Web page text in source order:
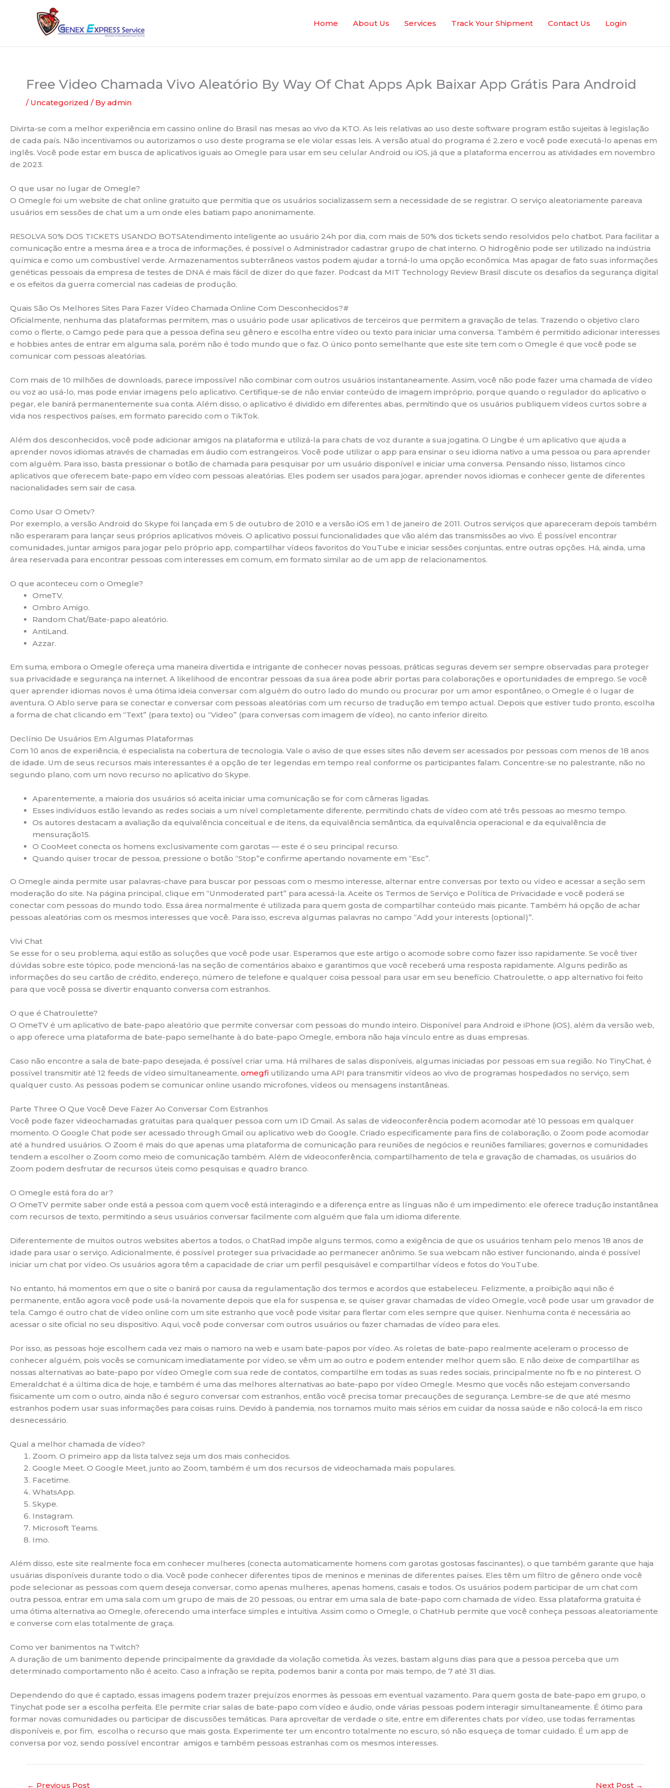
Home About Us Services Track Your Shipment Contact Us Login
Free Video Chamada Vivo Aleatório By Way Of Chat Apps Apk Baixar App Grátis Para Android
/ Uncategorized / Byadmin
Divirta-se com a melhor experiência em cassino online do Brasil nas mesas ao vivo da KTO. As leis relativas ao uso deste software program estão sujeitas à legislação
de cada país. Não incentivamos ou autorizamos o uso deste programa se ele violar essas leis. A versão atual do programa é 2.zero e você pode executá-lo apenas em
inglês. Você pode estar em busca de aplicativos iguais ao Omegle para usar em seu celular Android ou iOS, já que a plataforma encerrou as atividades em novembro
de 2023.
O que usar no lugar de Omegle?
O Omegle foi um website de chat online gratuito que permitia que os usuários socializassem sem a necessidade de se registrar. O serviço aleatoriamente pareava
usuários em sessões de chat um a um onde eles batiam papo anonimamente.
RESOLVA 50% DOS TICKETS USANDO BOTSAtendimento inteligente ao usuário 24h por dia, com mais de 50% dos tickets sendo resolvidos pelo chatbot. Para facilitar a
comunicação entre a mesma área e a troca de informações, é possível o Administrador cadastrar grupo de chat interno. O hidrogênio pode ser utilizado na indústria
química e como um combustível verde. Armazenamentos subterrâneos vastos podem ajudar a torná-lo uma opção econômica. Mas apagar de fato suas informações
genéticas pessoais da empresa de testes de DNA é mais fácil de dizer do que fazer. Podcast da MIT Technology Review Brasil discute os desafios da segurança digital
e os efeitos da guerra comercial nas cadeias de produção.
Quais São Os Melhores Sites Para Fazer Vídeo Chamada Online Com Desconhecidos?#
Oficialmente, nenhuma das plataformas permitem, mas o usuário pode usar aplicativos de terceiros que permitem a gravação de telas. Trazendo o objetivo claro
como o flerte, o Camgo pede para que a pessoa defina seu gênero e escolha entre vídeo ou texto para iniciar uma conversa. Também é permitido adicionar interesses
e hobbies antes de entrar em alguma sala, porém não é todo mundo que o faz. O único ponto semelhante que este site tem com o Omegle é que você pode se
comunicar com pessoas aleatórias.
Com mais de 10 milhões de downloads, parece impossível não combinar com outros usuários instantaneamente. Assim, você não pode fazer uma chamada de vídeo
ou voz ao usá-lo, mas pode enviar imagens pelo aplicativo. Certifique-se de não enviar conteúdo de imagem impróprio, porque quando o regulador do aplicativo o
pegar, ele banirá permanentemente sua conta. Além disso, o aplicativo é dividido em diferentes abas, permitindo que os usuários publiquem vídeos curtos sobre a
vida nos respectivos países, em formato parecido com o TikTok.
Além dos desconhecidos, você pode adicionar amigos na plataforma e utilizá-la para chats de voz durante a sua jogatina. O Lingbe é um aplicativo que ajuda a
aprender novos idiomas através de chamadas em áudio com estrangeiros. Você pode utilizar o app para ensinar o seu idioma nativo a uma pessoa ou para aprender
com alguém. Para isso, basta pressionar o botão de chamada para pesquisar por um usuário disponível e iniciar uma conversa. Pensando nisso, listamos cinco
aplicativos que oferecem bate-papo em vídeo com pessoas aleatórias. Eles podem ser usados para jogar, aprender novos idiomas e conhecer gente de diferentes
nacionalidades sem sair de casa.
Como Usar O Ometv?
Por exemplo, a versão Android do Skype foi lançada em 5 de outubro de 2010 e a versão iOS em 1 de janeiro de 2011. Outros serviços que apareceram depois também
não esperaram para lançar seus próprios aplicativos móveis. O aplicativo possui funcionalidades que vão além das transmissões ao vivo. É possível encontrar
comunidades, juntar amigos para jogar pelo próprio app, compartilhar vídeos favoritos do YouTube e iniciar sessões conjuntas, entre outras opções. Há, ainda, uma
área reservada para encontrar pessoas com interesses em comum, em formato similar ao de um app de relacionamentos.
O que aconteceu com o Omegle?
OmeTV.
Ombro Amigo.
Random Chat/Bate-papo aleatório.
AntiLand.
Azzar.
Em suma, embora o Omegle ofereça uma maneira divertida e intrigante de conhecer novas pessoas, práticas seguras devem ser sempre observadas para proteger
sua privacidade e segurança na internet. A likelihood de encontrar pessoas da sua área pode abrir portas para colaborações e oportunidades de emprego. Se você
quer aprender idiomas novos é uma ótima ideia conversar com alguém do outro lado do mundo ou procurar por um amor espontâneo, o Omegle é o lugar de
aventura. O Ablo serve para se conectar e conversar com pessoas aleatórias com um recurso de tradução em tempo actual. Depois que estiver tudo pronto, escolha
a forma de chat clicando em “Text” (para texto) ou “Video” (para conversas com imagem de vídeo), no canto inferior direito.
Declínio De Usuários Em Algumas Plataformas
Com 10 anos de experiência, é especialista na cobertura de tecnologia. Vale o aviso de que esses sites não devem ser acessados por pessoas com menos de 18 anos
de idade. Um de seus recursos mais interessantes é a opção de ter legendas em tempo real conforme os participantes falam. Concentre-se no palestrante, não no
segundo plano, com um novo recurso no aplicativo do Skype.
Aparentemente, a maioria dos usuários só aceita iniciar uma comunicação se for com câmeras ligadas.
Esses indivíduos estão levando as redes sociais a um nível completamente diferente, permitindo chats de vídeo com até três pessoas ao mesmo tempo.
Os autores destacam a avaliação da equivalência conceitual e de itens, da equivalência semântica, da equivalência operacional e da equivalência de
mensuração15.
O CooMeet conecta os homens exclusivamente com garotas — este é o seu principal recurso.
Quando quiser trocar de pessoa, pressione o botão “Stop”e confirme apertando novamente em “Esc”.
O Omegle ainda permite usar palavras-chave para buscar por pessoas com o mesmo interesse, alternar entre conversas por texto ou vídeo e acessar a seção sem
moderação do site. Na página principal, clique em “Unmoderated part” para acessá-la. Aceite os Termos de Serviço e Política de Privacidade e você poderá se
conectar com pessoas do mundo todo. Essa área normalmente é utilizada para quem gosta de compartilhar conteúdo mais picante. Também há opção de achar
pessoas aleatórias com os mesmos interesses que você. Para isso, escreva algumas palavras no campo “Add your interests (optional)”.
Vivi Chat
Se esse for o seu problema, aqui estão as soluções que você pode usar. Esperamos que este artigo o acomode sobre como fazer isso rapidamente. Se você tiver
dúvidas sobre este tópico, pode mencioná-las na seção de comentários abaixo e garantimos que você receberá uma resposta rapidamente. Alguns pedirão as
informações do seu cartão de crédito, endereço, número de telefone e qualquer coisa pessoal para usar em seu benefício. Chatroulette, o app alternativo foi feito
para que você possa se divertir enquanto conversa com estranhos.
O que é Chatroulette?
O OmeTV é um aplicativo de bate-papo aleatório que permite conversar com pessoas do mundo inteiro. Disponível para Android e iPhone (iOS), além da versão web,
o app oferece uma plataforma de bate-papo semelhante à do bate-papo Omegle, embora não haja vínculo entre as duas empresas.
Caso não encontre a sala de bate-papo desejada, é possível criar uma. Há milhares de salas disponíveis, algumas iniciadas por pessoas em sua região. No TinyChat, é
possível transmitir até 12 feeds de vídeo simultaneamente, omegfi utilizando uma API para transmitir vídeos ao vivo de programas hospedados no serviço, sem
qualquer custo. As pessoas podem se comunicar online usando microfones, vídeos ou mensagens instantâneas.
Parte Three O Que Você Deve Fazer Ao Conversar Com Estranhos
Você pode fazer videochamadas gratuitas para qualquer pessoa com um ID Gmail. As salas de videoconferência podem acomodar até 10 pessoas em qualquer
momento. O Google Chat pode ser acessado through Gmail ou aplicativo web do Google. Criado especificamente para fins de colaboração, o Zoom pode acomodar
até a hundred usuários. O Zoom é mais do que apenas uma plataforma de comunicação para reuniões de negócios e reuniões familiares; governos e comunidades
tendem a escolher o Zoom como meio de comunicação também. Além de videoconferência, compartilhamento de tela e gravação de chamadas, os usuários do
Zoom podem desfrutar de recursos úteis como pesquisas e quadro branco.
O Omegle está fora do ar?
O OmeTV permite saber onde está a pessoa com quem você está interagindo e a diferença entre as línguas não é um impedimento: ele oferece tradução instantânea
com recursos de texto, permitindo a seus usuários conversar facilmente com alguém que fala um idioma diferente.
Diferentemente de muitos outros websites abertos a todos, o ChatRad impõe alguns termos, como a exigência de que os usuários tenham pelo menos 18 anos de
idade para usar o serviço. Adicionalmente, é possível proteger sua privacidade ao permanecer anônimo. Se sua webcam não estiver funcionando, ainda é possível
iniciar um chat por vídeo. Os usuários agora têm a capacidade de criar um perfil pesquisável e compartilhar vídeos e fotos do YouTube.
No entanto, há momentos em que o site o banirá por causa da regulamentação dos termos e acordos que estabeleceu. Felizmente, a proibição aqui não é
permanente, então agora você pode usá-la novamente depois que ela for suspensa e, se quiser gravar chamadas de vídeo Omegle, você pode usar um gravador de
tela. Camgo é outro chat de vídeo online com um site estranho que você pode visitar para flertar com eles sempre que quiser. Nenhuma conta é necessária ao
acessar o site oficial no seu dispositivo. Aqui, você pode conversar com outros usuários ou fazer chamadas de vídeo para eles.
Por isso, as pessoas hoje escolhem cada vez mais o namoro na web e usam bate-papos por vídeo. As roletas de bate-papo realmente aceleram o processo de
conhecer alguém, pois vocês se comunicam imediatamente por vídeo, se vêm um ao outro e podem entender melhor quem são. E não deixe de compartilhar as
nossas alternativas ao bate-papo por vídeo Omegle com sua rede de contatos, compartilhe em todas as suas redes sociais, principalmente no fb e no pinterest. O
Emeraldchat é a última dica de hoje, e também é uma das melhores alternativas ao bate-papo por vídeo Omegle. Mesmo que vocês não estejam conversando
fisicamente um com o outro, ainda não é seguro conversar com estranhos, então você precisa tomar precauções de segurança. Lembre-se de que até mesmo
estranhos podem usar suas informações para coisas ruins. Devido à pandemia, nos tornamos muito mais sérios em cuidar da nossa saúde e não colocá-la em risco
desnecessário.
Qual a melhor chamada de vídeo?
Zoom. O primeiro app da lista talvez seja um dos mais conhecidos.
Google Meet. O Google Meet, junto ao Zoom, também é um dos recursos de videochamada mais populares.
Facetime.
WhatsApp.
Skype.
Instagram.
Microsoft Teams.
Imo.
Além disso, este site realmente foca em conhecer mulheres (conecta automaticamente homens com garotas gostosas fascinantes), o que também garante que haja
usuárias disponíveis durante todo o dia. Você pode conhecer diferentes tipos de meninos e meninas de diferentes países. Eles têm um filtro de gênero onde você
pode selecionar as pessoas com quem deseja conversar, como apenas mulheres, apenas homens, casais e todos. Os usuários podem participar de um chat com
outra pessoa, entrar em uma sala com um grupo de mais de 20 pessoas, ou entrar em uma sala de bate-papo com chamada de vídeo. Essa plataforma gratuita é
uma ótima alternativa ao Omegle, oferecendo uma interface simples e intuitiva. Assim como o Omegle, o ChatHub permite que você conheça pessoas aleatoriamente
e converse com elas totalmente de graça.
Como ver banimentos na Twitch?
A duração de um banimento depende principalmente da gravidade da violação cometida. Às vezes, bastam alguns dias para que a pessoa perceba que um
determinado comportamento não é aceito. Caso a infração se repita, podemos banir a conta por mais tempo, de 7 até 31 dias.
Dependendo do que é captado, essas imagens podem trazer prejuízos enormes às pessoas em eventual vazamento. Para quem gosta de bate-papo em grupo, o
Tinychat pode ser a escolha perfeita. Ele permite criar salas de bate-papo com vídeo e áudio, onde várias pessoas podem interagir simultaneamente. É ótimo para
formar novas comunidades ou participar de discussões temáticas. Para aproveitar de verdade o site, entre em diferentes chats por vídeo, use todas ferramentas
disponíveis e, por fim, escolha o recurso que mais gosta. Experimente ter um encontro totalmente no escuro, só não esqueça de tomar cuidado. É um app de
conversa por voz, sendo possível encontrar amigos e também pessoas estranhas com os mesmos interesses.
← Previous Post Next Post →